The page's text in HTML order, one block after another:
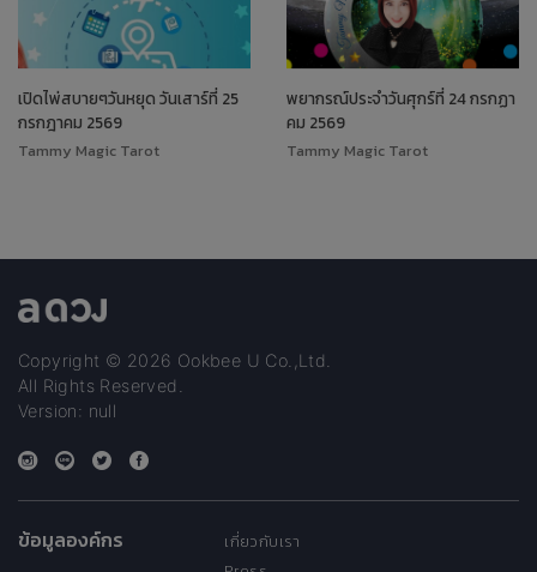
เปิดไพ่สบายๆวันหยุด วันเสาร์ที่ 25
กรกฎาคม 2569
Tammy Magic Tarot
พยากรณ์ประจำวันศุกร์ที่ 24 กรกฏา
คม 2569
Tammy Magic Tarot
Copyright © 2026 Ookbee U Co.,Ltd.
All Rights Reserved.
Version: null
ข้อมูลองค์กร
เกี่ยวกับเรา